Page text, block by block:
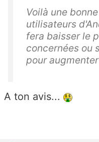
Voilà une
utilisateurs
fera baisser le
concernées ou
pour
A ton avis...